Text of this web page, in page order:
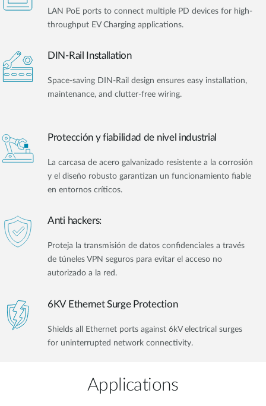
LAN PoE ports to connect multiple PD devices for high-
throughput EV Charging applications.
DIN-Rail Installation
Space-saving DIN-Rail design ensures easy installation,
maintenance, and clutter-free wiring.
Protección y fiabilidad de nivel industrial
La carcasa de acero galvanizado resistente a la corrosión
y el diseño robusto garantizan un funcionamiento fiable
en entornos críticos.
Anti hackers:
Proteja la transmisión de datos confidenciales a través
de túneles VPN seguros para evitar el acceso no
autorizado a la red.
6KV Ethernet Surge Protection
Shields all Ethernet ports against 6kV electrical surges
for uninterrupted network connectivity.
Applications